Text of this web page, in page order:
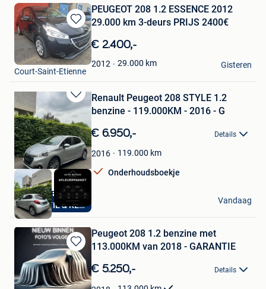
Bewaren
in
Mijn
Favorieten
PEUGEOT 208 1.2 ESSENCE 2012
29.000 km 3-deurs PRIJS 2400€
€ 2.400,-
2012 29.000 km
Joëlle
Court-Saint-Etienne
Gisteren
Bewaren
in
Mijn
Favorieten
GARANTIE & KEURING
Renault Peugeot 208 STYLE 1.2
benzine - 119.000KM - 2016 - G
€ 6.950,- Details
2016 119.000 km
Onderhoudsboekje
AutoHuis Berchem
Berchem
Vandaag
Bewaren
in
Mijn
Favorieten
Peugeot 208 1.2 benzine met
113.000KM van 2018 - GARANTIE
€ 5.250,- Details